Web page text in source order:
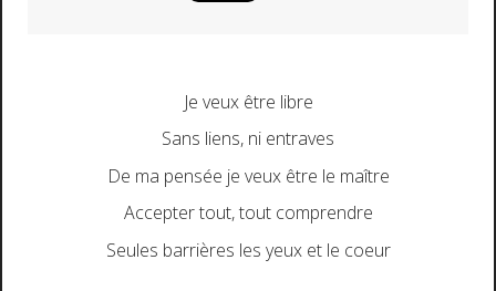
Je veux être libre
Sans liens, ni entraves
De ma pensée je veux être le maître
Accepter tout, tout comprendre
Seules barrières les yeux et le coeur